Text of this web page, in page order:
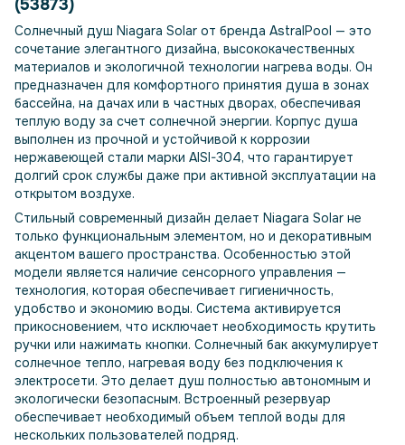
(53873)
Солнечный душ Niagara Solar от бренда AstralPool — это
сочетание элегантного дизайна, высококачественных
материалов и экологичной технологии нагрева воды. Он
предназначен для комфортного принятия душа в зонах
бассейна, на дачах или в частных дворах, обеспечивая
теплую воду за счет солнечной энергии. Корпус душа
выполнен из прочной и устойчивой к коррозии
нержавеющей стали марки AISI-304, что гарантирует
долгий срок службы даже при активной эксплуатации на
открытом воздухе.
Стильный современный дизайн делает Niagara Solar не
только функциональным элементом, но и декоративным
акцентом вашего пространства. Особенностью этой
модели является наличие сенсорного управления —
технология, которая обеспечивает гигиеничность,
удобство и экономию воды. Система активируется
прикосновением, что исключает необходимость крутить
ручки или нажимать кнопки. Солнечный бак аккумулирует
солнечное тепло, нагревая воду без подключения к
электросети. Это делает душ полностью автономным и
экологически безопасным. Встроенный резервуар
обеспечивает необходимый объем теплой воды для
нескольких пользователей подряд.